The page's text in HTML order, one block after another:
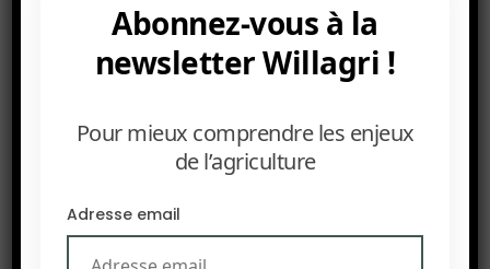
Abonnez-vous à la
newsletter Willagri !
Pour mieux comprendre les enjeux
de l’agriculture
Adresse email